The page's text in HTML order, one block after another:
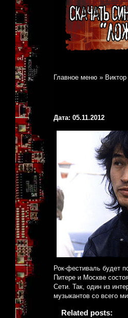
Главное меню »
Дата: 05.11.2012
Рок-фестиваль будет
Питере и Москве
Сети. Так, один из
музыкантов со всего
Related posts: